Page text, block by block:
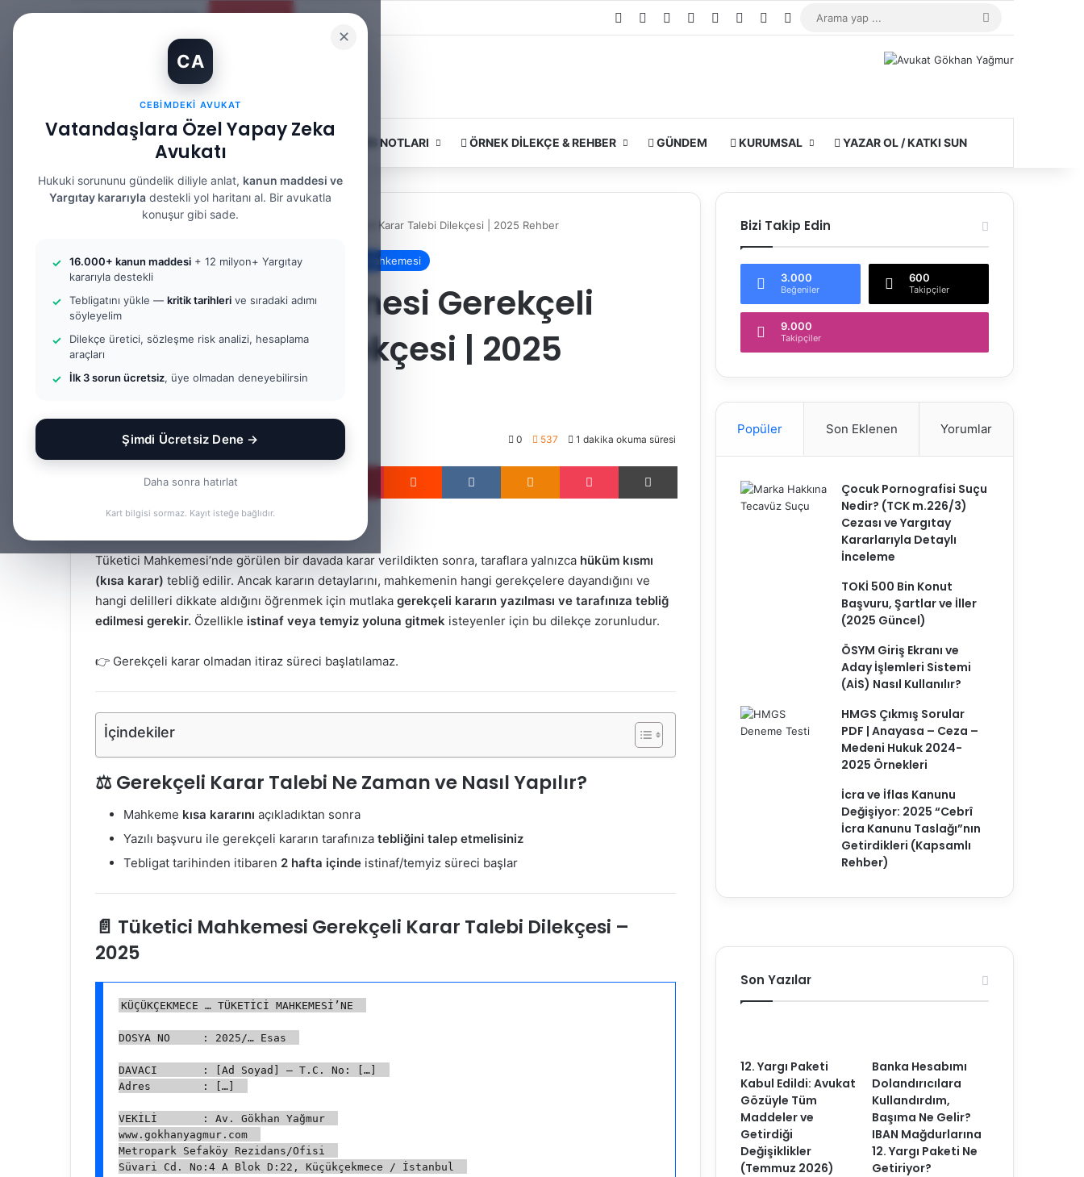
✕
CA
CEBIMDEKI AVUKAT
Vatandaşlara Özel Yapay Zeka
Avukatı
Hukuki sorununu gündelik diliyle anlat, kanun maddesi ve
Yargıtay kararıyla destekli yol haritanı al. Bir avukatla
konuşur gibi sade.
16.000+ kanun maddesi + 12 milyon+ Yargıtay
kararıyla destekli
Tebligatını yükle — kritik tarihleri ve sıradaki adımı
söyleyelim
Dilekçe üretici, sözleşme risk analizi, hesaplama
araçları
İlk 3 sorun ücretsiz, üye olmadan deneyebilirsin
Şimdi Ücretsiz Dene →
Daha sonra hatırlat
Kart bilgisi sormaz. Kayıt isteğe bağlıdır.
Cuma, Ağustos 7 2026 Güncel Makale Facebook YouTubeInstagramWhatsApp
Kayıt OlRastgele Makale
Kenar Bölmesi
Arama
ANASAYFA BILGI BANKASI HUKUK DERS NOTLARI ÖRNEK DILEKÇE & REHBER GÜNDEM KURUMSAL YAZAR OL / KATKI SUN
Tüm Yazılar Tüketici Mahkemesi Gerekçeli Karar Talebi Dilekçesi | 2025 Rehber
Tüm Yazılar Örnek Dilekçe & Rehber Tüketici Mahkemesi
Tüketici Mahkemesi Gerekçeli
Karar Talebi Dilekçesi | 2025
Rehber
admin Bir
e-
0 537 1 dakika okuma süresi
Pinterest Reddit VKontakte OdnoklassnikiPocket Yazdır
Tüketici Mahkemesi’nde görülen bir davada karar verildikten sonra, taraflara yalnızca hüküm kısmı
(kısa karar) tebliğ edilir. Ancak kararın detaylarını, mahkemenin hangi gerekçelere dayandığını ve
hangi delilleri dikkate aldığını öğrenmek için mutlaka gerekçeli kararın yazılması ve tarafınıza tebliğ
edilmesi gerekir. Özellikle istinaf veya temyiz yoluna gitmek isteyenler için bu dilekçe zorunludur.
👉 Gerekçeli karar olmadan itiraz süreci başlatılamaz.
İçindekiler
⚖️ Gerekçeli Karar Talebi Ne Zaman ve Nasıl Yapılır?
Mahkeme kısa kararını açıkladıktan sonra
Yazılı başvuru ile gerekçeli kararın tarafınıza tebliğini talep etmelisiniz
Tebligat tarihinden itibaren 2 hafta içinde istinaf/temyiz süreci başlar
📄 Tüketici Mahkemesi Gerekçeli Karar Talebi Dilekçesi –
2025
KÜÇÜKÇEKMECE … TÜKETİCİ MAHKEMESİ’NE
DOSYA NO     : 2025/… Esas
DAVACI       : [Ad Soyad] – T.C. No: […]
Adres        : […]
VEKİLİ       : Av. Gökhan Yağmur
www.gokhanyagmur.com
Metropark Sefaköy Rezidans/Ofisi
Süvari Cd. No:4 A Blok D:22, Küçükçekmece / İstanbul
Bizi Takip Edin
3.000
Beğeniler
600
Takipçiler
9.000
Takipçiler
Popüler Son Eklenen Yorumlar
Çocuk Pornografisi Suçu
Nedir? (TCK m.226/3)
Cezası ve Yargıtay
Kararlarıyla Detaylı
İnceleme
TOKİ 500 Bin Konut
Başvuru, Şartlar ve İller
(2025 Güncel)
ÖSYM Giriş Ekranı ve
Aday İşlemleri Sistemi
(AİS) Nasıl Kullanılır?
HMGS Çıkmış Sorular
PDF | Anayasa – Ceza –
Medeni Hukuk 2024-
2025 Örnekleri
İcra ve İflas Kanunu
Değişiyor: 2025 “Cebrî
İcra Kanunu Taslağı”nın
Getirdikleri (Kapsamlı
Rehber)
Son Yazılar
12. Yargı Paketi
Kabul Edildi: Avukat
Gözüyle Tüm
Maddeler ve
Getirdiği
Değişiklikler
(Temmuz 2026)
Banka Hesabımı
Dolandırıcılara
Kullandırdım,
Başıma Ne Gelir?
IBAN Mağdurlarına
12. Yargı Paketi Ne
Getiriyor?